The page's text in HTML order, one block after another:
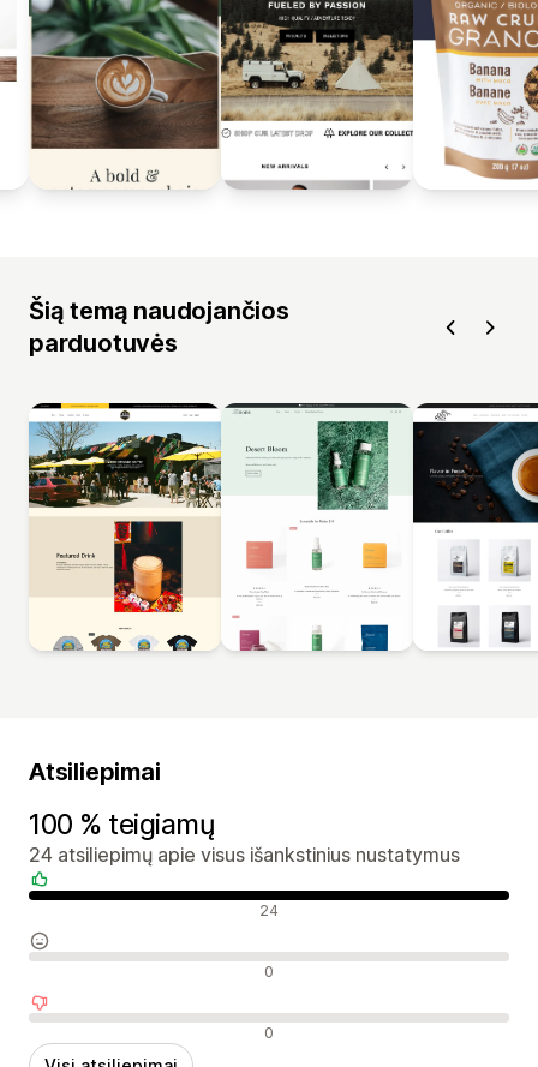
Šią temą naudojančios
parduotuvės
Atsiliepimai
100 % teigiamų
24 atsiliepimų apie visus išankstinius nustatymus
Teigiami atsiliepimai 24
Neutralūs atsiliepimai 0
Neigiami atsiliepimai 0